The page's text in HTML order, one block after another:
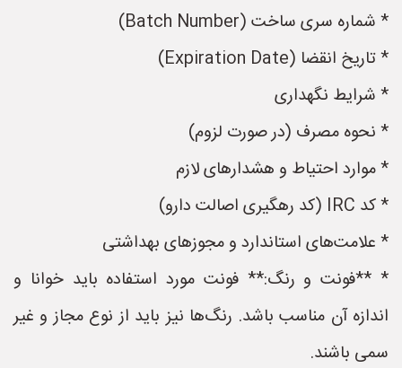
* شماره سری ساخت (Batch Number)
* تاریخ انقضا (Expiration Date)
* شرایط نگهداری
* نحوه مصرف (در صورت لزوم)
* موارد احتیاط و هشدارهای لازم
* کد IRC (کد رهگیری اصالت دارو)
* علامت‌های استاندارد و مجوزهای بهداشتی
* **فونت و رنگ:** فونت مورد استفاده باید خوانا و
اندازه آن مناسب باشد. رنگ‌ها نیز باید از نوع مجاز و غیر
سمی باشند.